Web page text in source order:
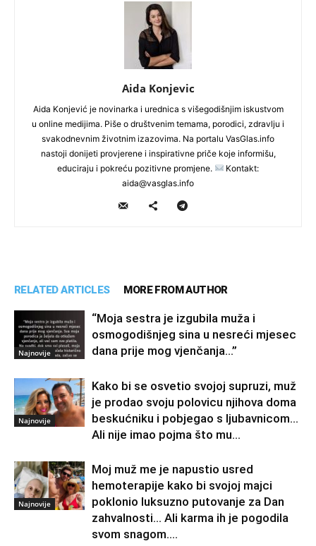
Aida Konjevic
Aida Konjević je novinarka i urednica s višegodišnjim iskustvom
u online medijima. Piše o društvenim temama, porodici, zdravlju i
svakodnevnim životnim izazovima. Na portalu VasGlas.info
nastoji donijeti provjerene i inspirativne priče koje informišu,
educiraju i pokreću pozitivne promjene.
Kontakt:
aida@vasglas.info
RELATED ARTICLES MORE FROM AUTHOR
Najnovije
“Moja sestra je izgubila muža i
osmogodišnjeg sina u nesreći mjesec
dana prije mog vjenčanja…”
Najnovije
Kako bi se osvetio svojoj supruzi, muž
je prodao svoju polovicu njihova doma
beskućniku i pobjegao s ljubavnicom…
Ali nije imao pojma što mu...
Najnovije
Moj muž me je napustio usred
hemoterapije kako bi svojoj majci
poklonio luksuzno putovanje za Dan
zahvalnosti… Ali karma ih je pogodila
svom snagom....